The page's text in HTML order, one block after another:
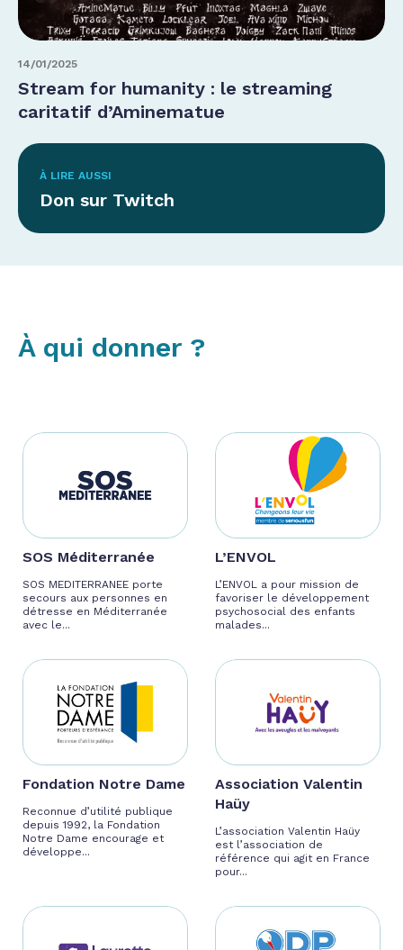
14/01/2025
Stream for humanity : le streaming
caritatif d’Aminematue
À LIRE AUSSI
Don sur Twitch
À qui donner ?
SOS Méditerranée
SOS MEDITERRANEE porte
secours aux personnes en
détresse en Méditerranée
avec le...
L’ENVOL
L’ENVOL a pour mission de
favoriser le développement
psychosocial des enfants
malades...
Fondation Notre Dame
Reconnue d’utilité publique
depuis 1992, la Fondation
Notre Dame encourage et
développe...
Association Valentin
Haüy
L’association Valentin Haüy
est l’association de
référence qui agit en France
pour...